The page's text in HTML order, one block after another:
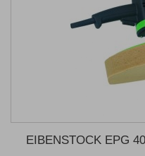
EIBENSTOCK EPG